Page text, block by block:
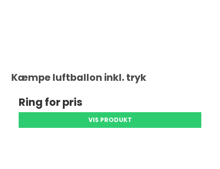
Kæmpe luftballon inkl. tryk
Ring for pris
VIS PRODUKT